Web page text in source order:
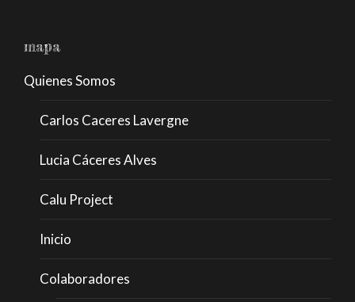
mapa
Quienes Somos
Carlos Caceres Lavergne
Lucia Cáceres Alves
Calu Project
Inicio
Colaboradores